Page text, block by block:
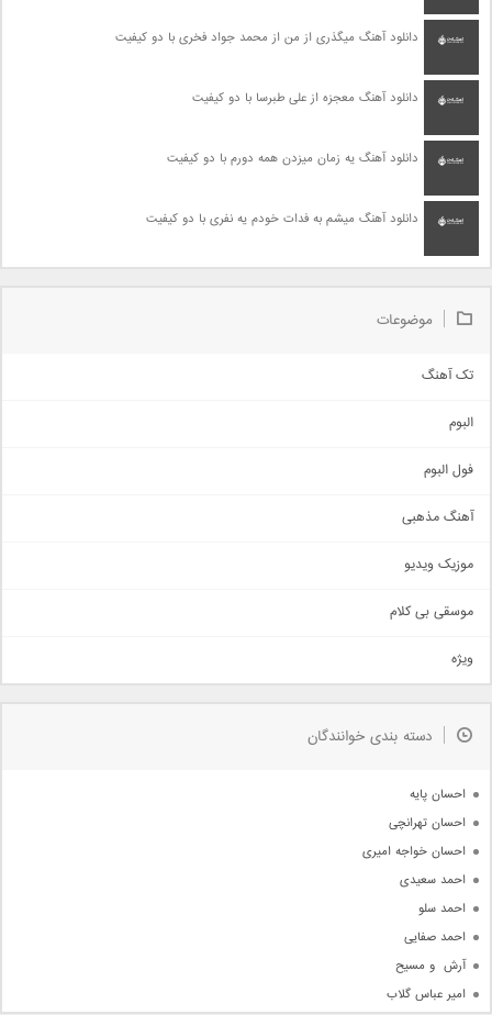
دانلود آهنگ میگذری از من از محمد جواد فخری با دو کیفیت
دانلود آهنگ معجزه از علی طبرسا با دو کیفیت
دانلود آهنگ یه زمان میزدن همه دورم با دو کیفیت
دانلود آهنگ میشم به فدات خودم یه نفری با دو کیفیت
موضوعات
تک آهنگ
اجتماعی
حماسی
سنتی
اهنگ بندرعباسی
دمو
مذهبی
جدیدترین ها
البوم
فول البوم
آهنگ مذهبی
موزیک ویدیو
موسقی بی کلام
ویژه
دسته بندی خوانندگان
احسان پایه
احسان تهرانچی
احسان خواجه امیری
احمد سعیدی
احمد سلو
احمد صفایی
آرش  و مسیح
امیر عباس گلاب